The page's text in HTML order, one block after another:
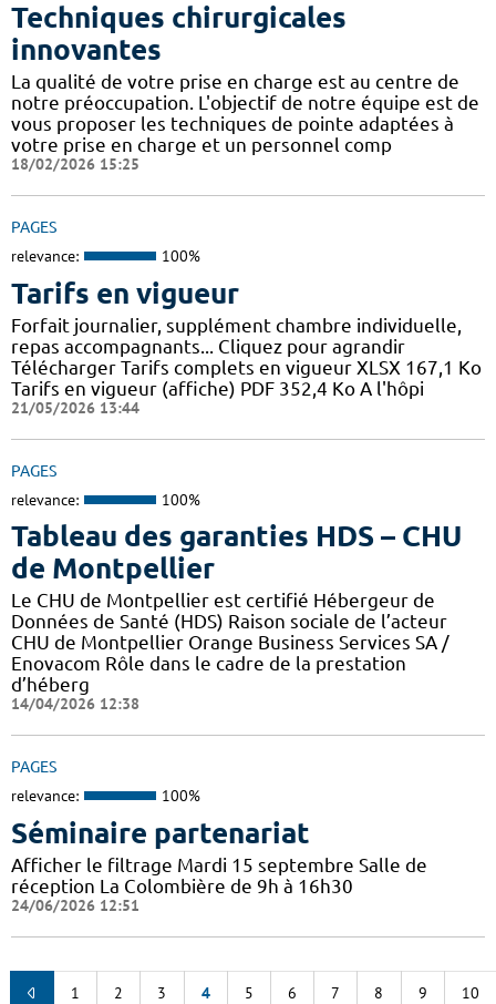
Techniques chirurgicales
innovantes
La qualité de votre prise en charge est au centre de
notre préoccupation. L'objectif de notre équipe est de
vous proposer les techniques de pointe adaptées à
votre prise en charge et un personnel comp
18/02/2026 15:25
PAGES
relevance: 100%
Tarifs en vigueur
Forfait journalier, supplément chambre individuelle,
repas accompagnants... Cliquez pour agrandir
Télécharger Tarifs complets en vigueur XLSX 167,1 Ko
Tarifs en vigueur (affiche) PDF 352,4 Ko A l'hôpi
21/05/2026 13:44
PAGES
relevance: 100%
Tableau des garanties HDS – CHU
de Montpellier
Le CHU de Montpellier est certifié Hébergeur de
Données de Santé (HDS) Raison sociale de l’acteur
CHU de Montpellier Orange Business Services SA /
Enovacom Rôle dans le cadre de la prestation
d’héberg
14/04/2026 12:38
PAGES
relevance: 100%
Séminaire partenariat
Afficher le filtrage Mardi 15 septembre Salle de
réception La Colombière de 9h à 16h30
24/06/2026 12:51
1 2 3 4 5 6 7 8 9 10